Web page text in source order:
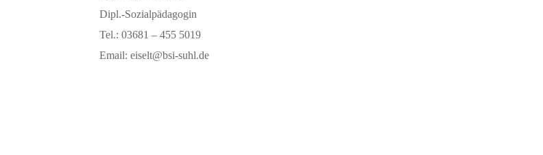
Dipl.-Sozialpädagogin
Tel.: 03681 – 455 5019
Email: eiselt@bsi-suhl.de